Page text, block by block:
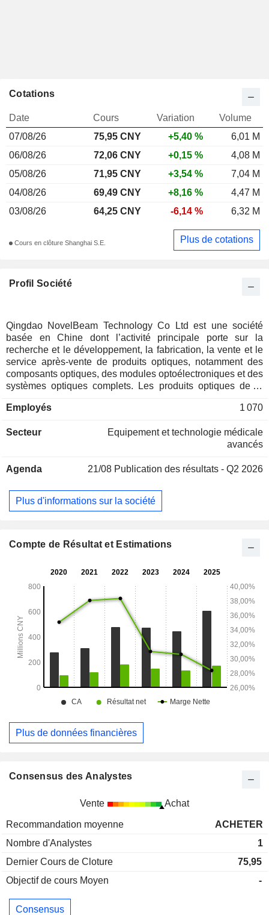
Profil Société
Qingdao NovelBeam Technology Co Ltd est une société
basée en Chine dont l’activité principale porte sur la
recherche et le développement, la fabrication, la vente et le
service après-vente de produits optiques, notamment des
composants optiques, des modules optoélectroniques et des
systèmes optiques complets. Les produits optiques de la
clinique, le diagnostic analytique, les applications
l'endoscopie médicale, la société se consacre
principalement à la fourniture de solutions endoscopiques à
composants aux assemblages de systèmes complets, y
laparoscopes 4K à fluorescence/lumière blanche, les
hystéroscopes, les arthroscopes et les endoscopes
de couplage. La société distribue ses produits tant sur le
Employés 1 070
Secteur
Equipement et technologie médicale
avancés
Agenda 21/08 Publication des résultats - Q2 2026
Plus d'informations sur la société
Cotations
Date Cours Variation
Volume
07/08/26
75,95 CNY +5,40 %
6,01 M
06/08/26
72,06 CNY +0,15 %
4,08 M
05/08/26
71,95 CNY +3,54 %
7,04 M
04/08/26
69,49 CNY +8,16 %
4,47 M
03/08/26
64,25 CNY -6,14 % 6,32 M
Cours en clôture Shanghai S.E. Plus de cotations
Compte de Résultat et Estimations
Plus de données financières
Consensus des Analystes
Vente Achat
Recommandation moyenne
ACHETER
Nombre d'Analystes
1
Dernier Cours de Cloture
75,95
Objectif de cours Moyen
-
Consensus